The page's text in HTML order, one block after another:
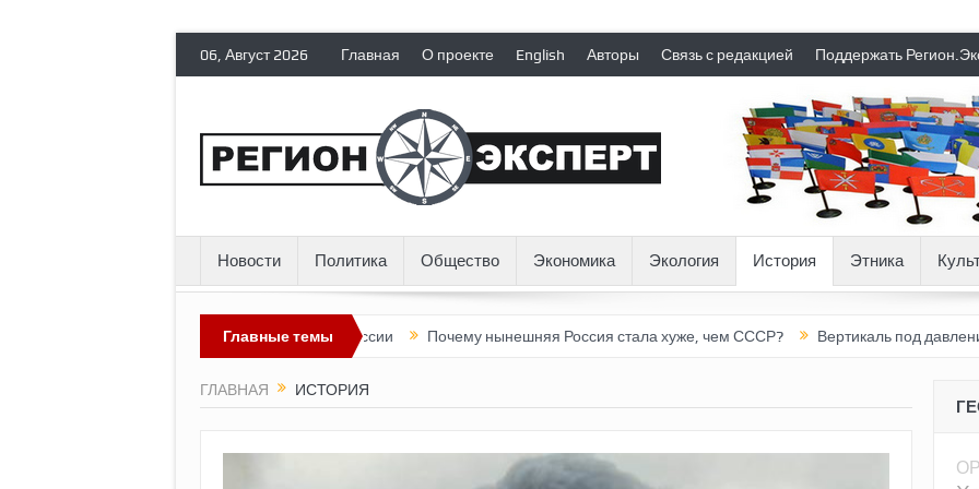
06, Август 2026 Главная О проекте English Авторы Связь с редакцией Поддержать
Новости Политика Общество Экономика Экология История Этника
Главные темы
Топливный кризис в России Почему нынешняя Россия стала хуже, чем СССР? Вертикаль под давлением
ГЛАВНАЯ ИСТОРИЯ